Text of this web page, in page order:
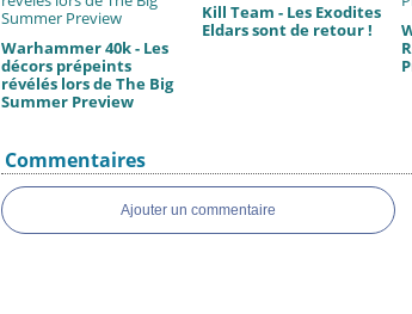
Warhammer 40k - Les
décors prépeints
révélés lors de The Big
Summer Preview
Kill Team - Les Exodites
Eldars sont de retour !
Commentaires
Ajouter un commentaire